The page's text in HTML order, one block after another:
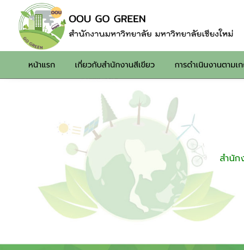
หน้าแรก เกี่ยวกับสำนักงานสีเขียว การดำเนินงานตาม
สำนัก